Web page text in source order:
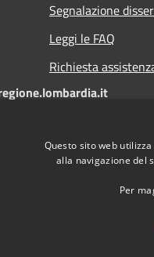
Segnalazione
Leggi le FAQ
Richiesta
Questo sito web
alla navigazione del
Per